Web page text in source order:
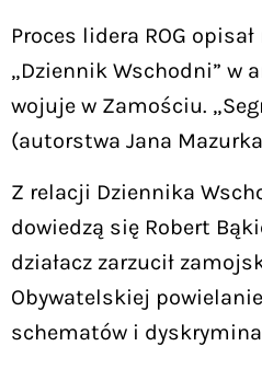
Proces lidera ROG
„Dziennik Wschodni” w
wojuje w Zamościu.
(autorstwa Jana
Z relacji Dziennika
dowiedzą się Robert
działacz zarzucił
Obywatelskiej
schematów i